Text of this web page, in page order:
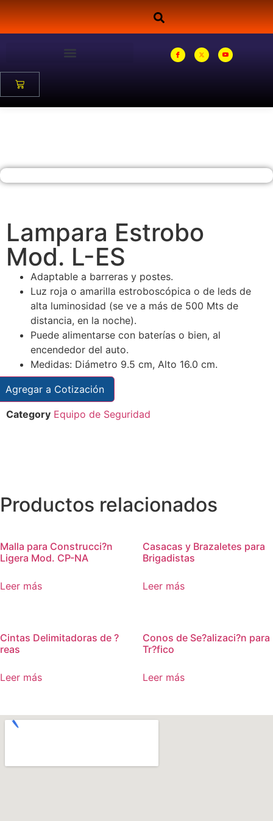
Lampara Estrobo
Mod. L-ES
Adaptable a barreras y postes.
Luz roja o amarilla estroboscópica o de leds de
alta luminosidad (se ve a más de 500 Mts de
distancia, en la noche).
Puede alimentarse con baterías o bien, al
encendedor del auto.
Medidas: Diámetro 9.5 cm, Alto 16.0 cm.
Agregar a Cotización
Category Equipo de Seguridad
Productos relacionados
Malla para Construcci?n
Ligera Mod. CP-NA
Leer más
Casacas y Brazaletes para
Brigadistas
Leer más
Cintas Delimitadoras de ?
reas
Leer más
Conos de Se?alizaci?n para
Tr?fico
Leer más